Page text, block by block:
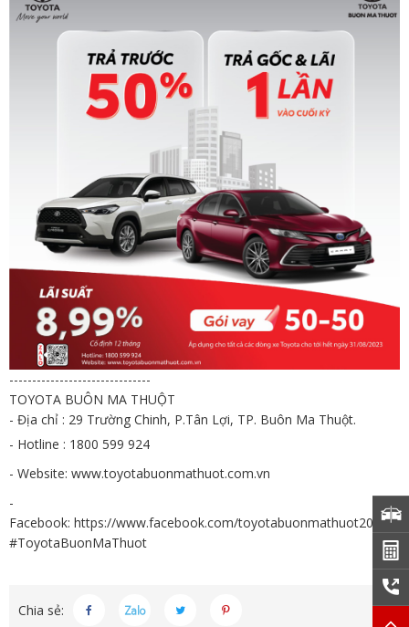
-------------------------------
TOYOTA BUÔN MA THUỘT
- Địa chỉ : 29 Trường Chinh, P.Tân Lợi, TP. Buôn Ma Thuột.
- Hotline : 1800 599 924
- Website: www.toyotabuonmathuot.com.vn
-
Facebook: https://www.facebook.com/toyotabuonmathuot2013/
#ToyotaBuonMaThuot
Chia sẻ: